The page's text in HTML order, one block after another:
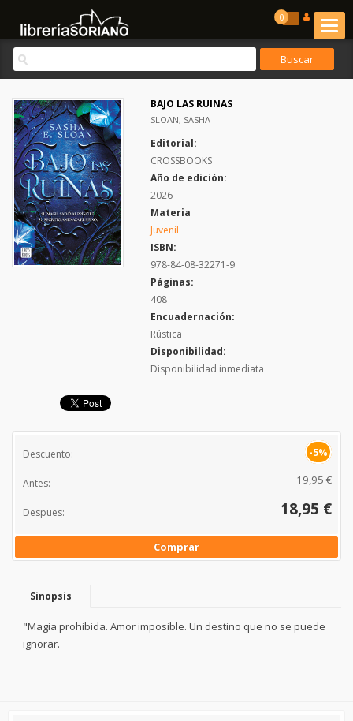
0
BAJO LAS RUINAS
SLOAN, SASHA
Editorial:
CROSSBOOKS
Año de edición:
2026
Materia
Juvenil
ISBN:
978-84-08-32271-9
Páginas:
408
Encuadernación:
Rústica
Disponibilidad:
Disponibilidad inmediata
Descuento: -5%
Antes: 19,95 €
Despues: 18,95 €
Comprar
Sinopsis
"Magia prohibida. Amor imposible. Un destino que no se puede
ignorar.